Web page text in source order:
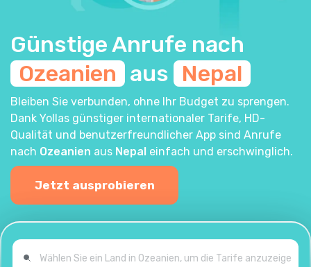
Günstige Anrufe nach
Ozeanien aus Nepal
Bleiben Sie verbunden, ohne Ihr Budget zu sprengen.
Dank Yollas günstiger internationaler Tarife, HD-
Qualität und benutzerfreundlicher App sind Anrufe
nach Ozeanien aus Nepal einfach und erschwinglich.
Jetzt ausprobieren